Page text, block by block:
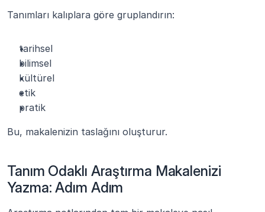
Tanımları kalıplara göre gruplandırın:
tarihsel
bilimsel
kültürel
etik
pratik
Bu, makalenizin taslağını oluşturur.
Tanım Odaklı Araştırma Makalenizi
Yazma: Adım Adım